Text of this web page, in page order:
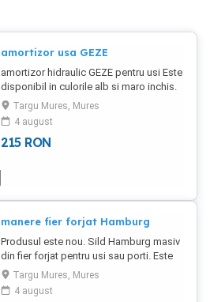
amortizor usa GEZE
amortizor hidraulic GEZE pentru usi Este
disponibil in culorile alb si maro inchis.
Marfa import productie Germania.
Pentru a vedea toate produsele noastre
va invitam sa vizitati pagina noastra
feronerie-usi.blogspot Livram prin curier
confirma comanda telefonic.
Targu Mures, Mures
4 august
215 RON
manere fier forjat Hamburg
Produsul este nou. Sild Hamburg masiv
din fier forjat pentru usi sau porti. Este
disponibil in varianta pentru yala.
Manerul are interax de 90 mm. Setul
include: 2 manere, 1 ax patrat, suruburi
Targu Mures, Mures
4 august